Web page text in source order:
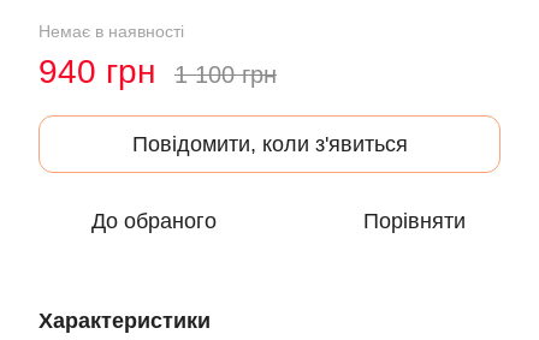
Немає в наявності
940 грн 1 100 грн
Повідомити, коли з'явиться
До обраного Порівняти
Характеристики